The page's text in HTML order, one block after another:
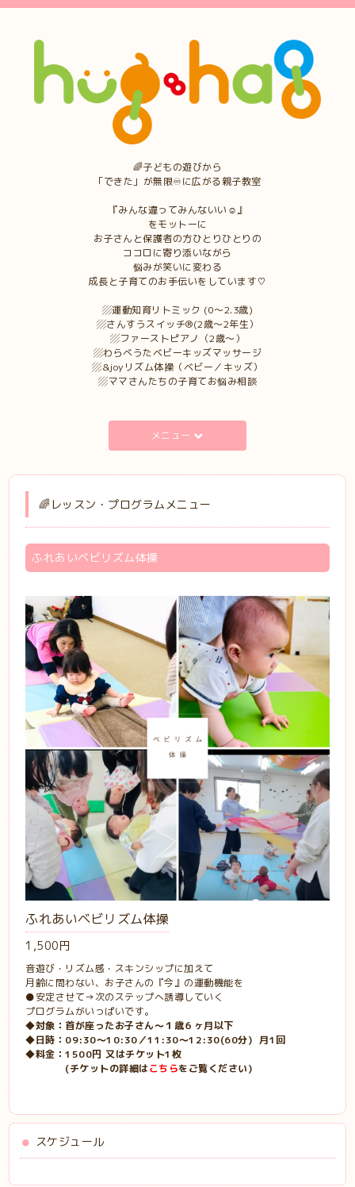
🌈子どもの遊びから
「できた」が無限♾に広がる親子教室
『みんな違ってみんないい☺︎』
をモットーに
お子さんと保護者の方ひとりひとりの
ココロに寄り添いながら
悩みが笑いに変わる
成長と子育てのお手伝いをしています♡
▨運動知育リトミック (0〜2.3歳)
▨さんすうスイッチ®︎(2歳〜2年生）
▨ファーストピアノ（2歳〜）
▨わらべうたベビーキッズマッサージ
▨&joyリズム体操（ベビー／キッズ）
▨ママさんたちの子育てお悩み相談
メニュー
🌈レッスン・プログラムメニュー
ふれあいベビリズム体操
ふれあいベビリズム体操
1,500円
音遊び・リズム感・スキンシップに加えて
月齢に問わない、お子さんの『今』の運動機能を
●安定させて→次のステップへ誘導していく
プログラムがいっぱいです。
◆対象：首が座ったお子さん〜１歳６ヶ月以下
◆日時：09:30〜10:30／11:30〜12:30(60分) 月1回
◆料金：1500円 又はチケット1枚
(チケットの詳細はこちらをご覧ください)
スケジュール